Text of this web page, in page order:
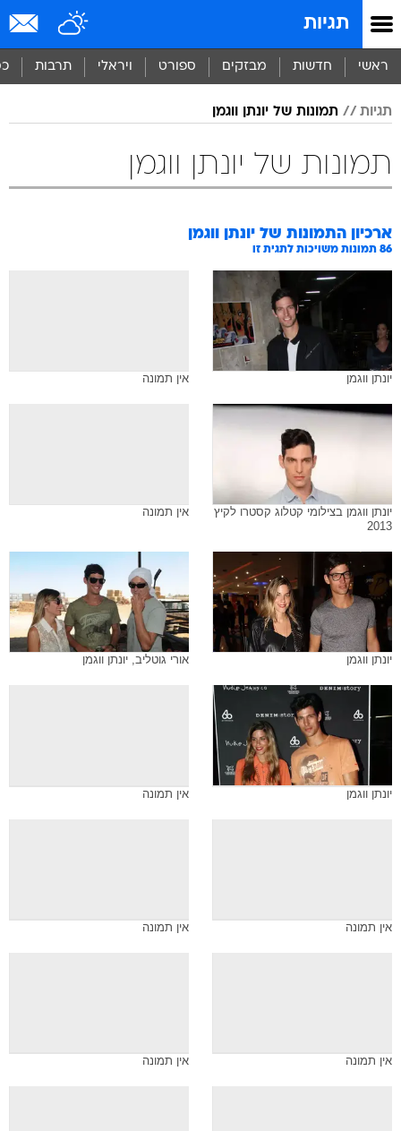
תגיות
ראשי חדשות מבזקים ספורט ויראלי תרבות
תגיות תמונות של יונתן ווגמן
תמונות של יונתן ווגמן
ארכיון התמונות של יונתן ווגמן
86 תמונות משויכות לתגית זו
יונתן ווגמן אין תמונה
יונתן ווגמן בצילומי קטלוג קסטרו לקיץ
2013
אין תמונה
יונתן ווגמן אורי גוטליב, יונתן ווגמן
יונתן ווגמן אין תמונה
אין תמונה אין תמונה
אין תמונה אין תמונה